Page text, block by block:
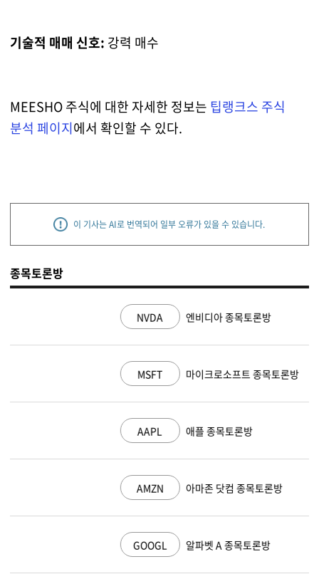
기술적 매매 신호: 강력 매수
MEESHO 주식에 대한 자세한 정보는 팁랭크스 주식
분석 페이지에서 확인할 수 있다.
이 기사는 AI로 번역되어 일부 오류가 있을 수 있습니다.
종목토론방
엔비디아 종목토론방
마이크로소프트 종목토론방
애플 종목토론방
아마존 닷컴 종목토론방
알파벳 A 종목토론방